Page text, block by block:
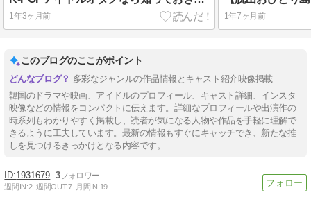
1年3ヶ月前 1年7ヶ月前
このブログのここがポイント
多彩なジャンルの作品情報とキャスト紹介映像掲載
韓国のドラマや映画、アイドルのプロフィール、キャスト詳細、インスタ
映像などの情報をコンパクトに伝えます。詳細なプロフィールや出演作の
時系列もわかりやすく掲載し、読者が気になる人物や作品を手軽に理解で
きるように工夫しています。最新の情報もすぐにキャッチでき、新たな推
しを見つけるきっかけとなる内容です。
1931679 3
週間IN:2 週間OUT:7 月間IN:19